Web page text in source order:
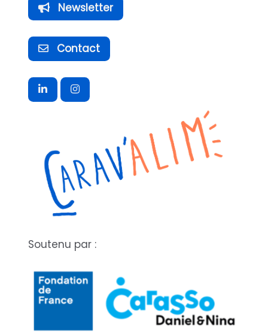
Newsletter
Contact
Soutenu par :